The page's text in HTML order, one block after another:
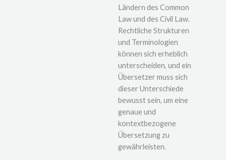
Ländern des Common
Law und des Civil Law.
Rechtliche Strukturen
und Terminologien
können sich erheblich
unterscheiden, und ein
Übersetzer muss sich
dieser Unterschiede
bewusst sein, um eine
genaue und
kontextbezogene
Übersetzung zu
gewährleisten.